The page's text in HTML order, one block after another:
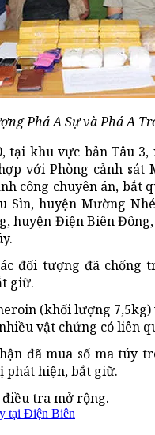
Phá A Sự và Phá A
tại khu vực bản Tâu
với Phòng cảnh
công chuyên án, bắt
Sìn, huyện Mường
huyện Điện Biên
đối tượng đã chống
giữ.
(khối lượng
vật chứng có liên
đã mua số ma túy
hiện, bắt giữ.
tra mở rộng.
tại Điện Biên